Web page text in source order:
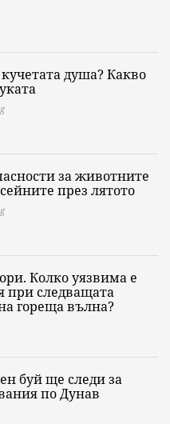
душа? Какво
за животните
през лятото
Колко уязвима е
при следващата
гореща вълна?
буй ще следи за
по Дунав